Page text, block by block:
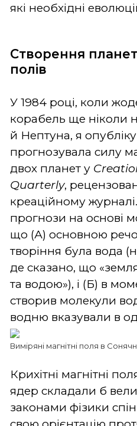
які необхідні
Створення
полів
У 1984 році, коли
корабель ще ніколи
й Нептуна, я
прогнозувала силу
двох планет у
Quarterly,
креаційному журналі.
прогнози на основі
що (А) основною
творіння була вода
де сказано, що
та водою»), і (Б) в
створив молекули
водню вказували в
Виміряні магнітні поля в
Крихітні магнітні
ядер складали б
законами фізики